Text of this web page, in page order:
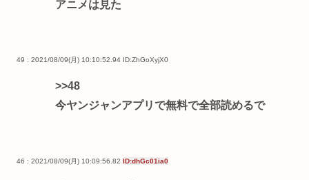
アニメは見た
49 : 2021/08/09(月) 10:10:52.94 ID:ZhGoXyjX0
>>48
今ヤンジャンアプリで無料で全部読めるで
46 : 2021/08/09(月) 10:09:56.82 ID:dhGc01ia0